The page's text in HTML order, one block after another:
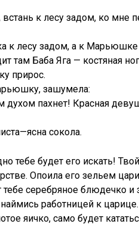
к лесу задом, ко мне
к лесу задом, а к
там Баба Яга — костяная
прирос.
зашумела:
духом пахнет! Красная
сокола.
тебе будет его искать!
Опоила его зельем
тебе серебряное блюдечко
работницей к
яичко, само будет